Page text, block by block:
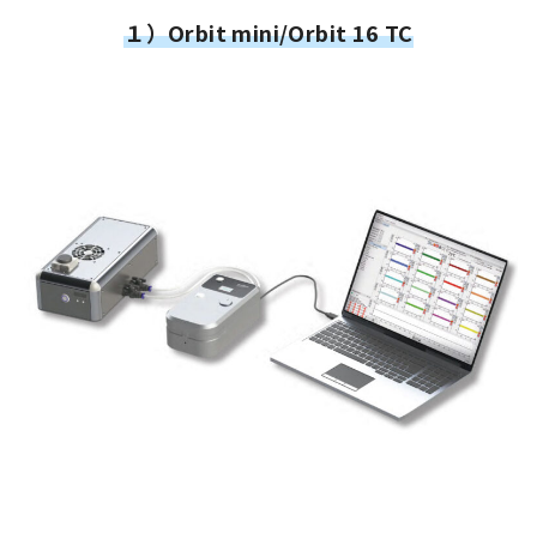
１）Orbit mini/Orbit 16 TC